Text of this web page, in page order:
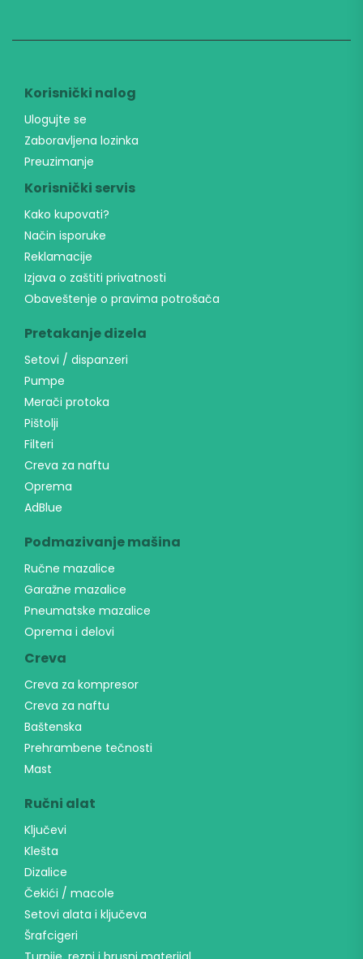
Korisnički nalog
Ulogujte se
Zaboravljena lozinka
Preuzimanje
Korisnički servis
Kako kupovati?
Način isporuke
Reklamacije
Izjava o zaštiti privatnosti
Obaveštenje o pravima potrošača
Pretakanje dizela
Setovi / dispanzeri
Pumpe
Merači protoka
Pištolji
Filteri
Creva za naftu
Oprema
AdBlue
Podmazivanje mašina
Ručne mazalice
Garažne mazalice
Pneumatske mazalice
Oprema i delovi
Creva
Creva za kompresor
Creva za naftu
Baštenska
Prehrambene tečnosti
Mast
Ručni alat
Ključevi
Klešta
Dizalice
Čekići / macole
Setovi alata i ključeva
Šrafcigeri